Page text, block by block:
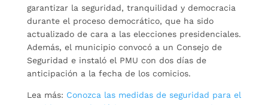
garantizar la seguridad, tranquilidad y democracia
durante el proceso democrático, que ha sido
actualizado de cara a las elecciones presidenciales.
Además, el municipio convocó a un Consejo de
Seguridad e instaló el PMU con dos días de
anticipación a la fecha de los comicios.
Lea más: Conozca las medidas de seguridad para el